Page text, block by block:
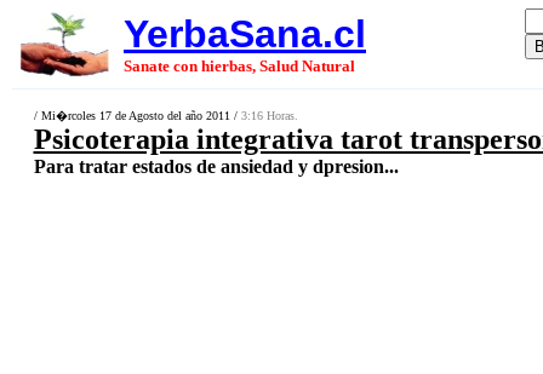
YerbaSana.cl
Sanate con hierbas, Salud Natural
/ Mi�rcoles 17 de Agosto del año 2011 / 3:16 Horas.
Psicoterapia integrativa tarot
Para tratar estados de ansiedad y dpresion...